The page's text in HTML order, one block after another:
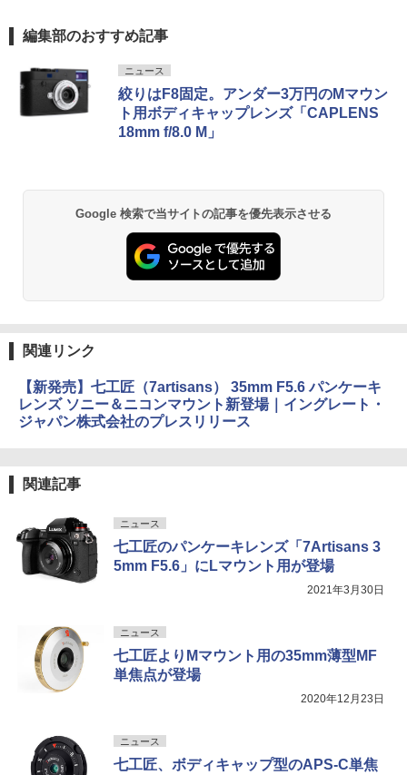
編集部のおすすめ記事
ニュース
絞りはF8固定。アンダー3万円のMマウン
ト用ボディキャップレンズ「CAPLENS
18mm f/8.0 M」
Google 検索で当サイトの記事を優先表示させる
関連リンク
【新発売】七工匠（7artisans） 35mm F5.6 パンケーキ
レンズ ソニー＆ニコンマウント新登場｜イングレート・
ジャパン株式会社のプレスリリース
関連記事
ニュース
七工匠のパンケーキレンズ「7Artisans 3
5mm F5.6」にLマウント用が登場
2021年3月30日
ニュース
七工匠よりMマウント用の35mm薄型MF
単焦点が登場
2020年12月23日
ニュース
七工匠、ボディキャップ型のAPS-C単焦